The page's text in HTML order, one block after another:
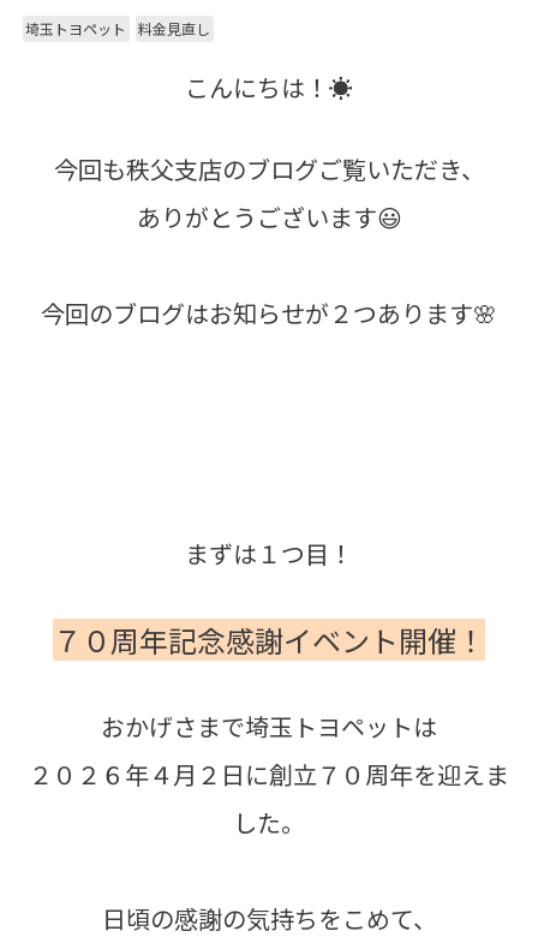
埼玉トヨペット 料金見直し
こんにちは！☀
今回も秩父支店のブログご覧いただき、
ありがとうございます😃
今回のブログはお知らせが２つあります🌸
まずは１つ目！
７０周年記念感謝イベント開催！
おかげさまで埼玉トヨペットは
２０２６年４月２日に創立７０周年を迎えま
した。
日頃の感謝の気持ちをこめて、